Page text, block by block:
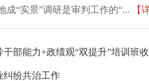
成“实景”调研是审判工作的“... 【
部能力+政绩观“双提升”培训班
纠纷共治工作